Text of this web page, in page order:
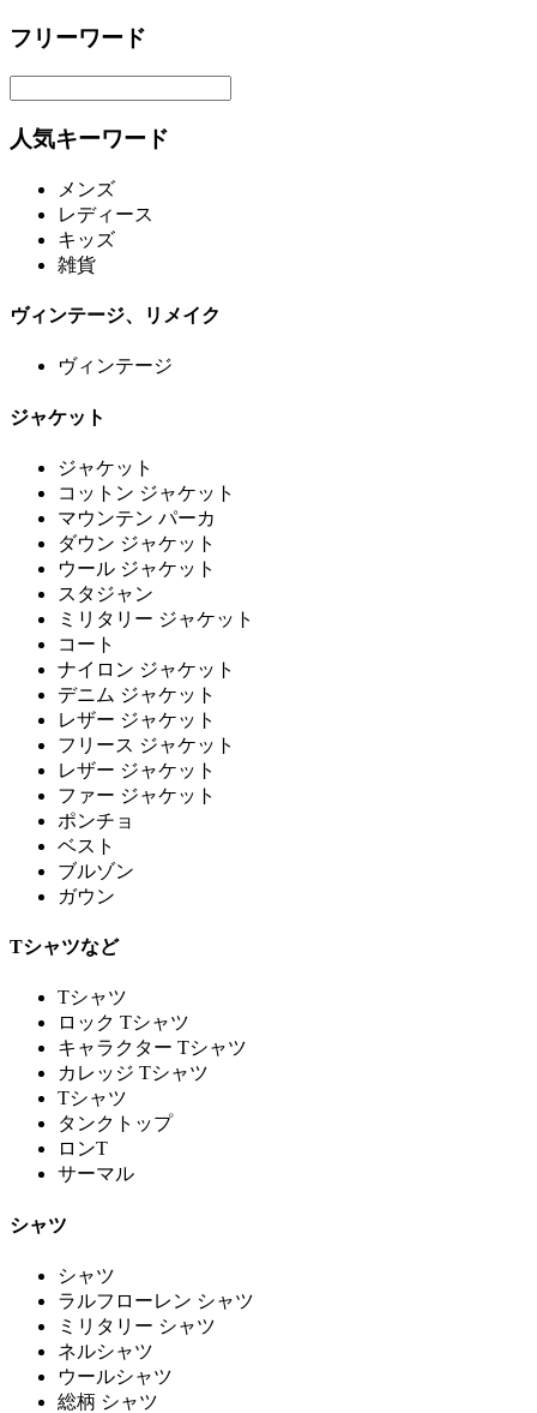
フリーワード
人気キーワード
メンズ
レディース
キッズ
雑貨
ヴィンテージ、リメイク
ヴィンテージ
ジャケット
ジャケット
コットン ジャケット
マウンテン パーカ
ダウン ジャケット
ウール ジャケット
スタジャン
ミリタリー ジャケット
コート
ナイロン ジャケット
デニム ジャケット
レザー ジャケット
フリース ジャケット
レザー ジャケット
ファー ジャケット
ポンチョ
ベスト
ブルゾン
ガウン
Tシャツなど
Tシャツ
ロック Tシャツ
キャラクター Tシャツ
カレッジ Tシャツ
Tシャツ
タンクトップ
ロンT
サーマル
シャツ
シャツ
ラルフローレン シャツ
ミリタリー シャツ
ネルシャツ
ウールシャツ
総柄 シャツ